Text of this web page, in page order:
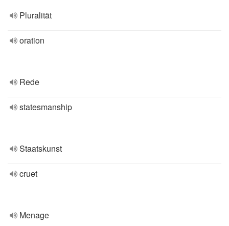
Pluralität
oration
Rede
statesmanship
Staatskunst
cruet
Menage